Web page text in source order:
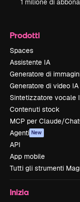
1 milione di
Prodotti
Spaces
Assistente IA
Generatore di
Generatore di video IA
Sintetizzatore vocale
Contenuti stock
MCP per Claude/
Agenti New
API
App mobile
Tutti gli strumenti
Inizia